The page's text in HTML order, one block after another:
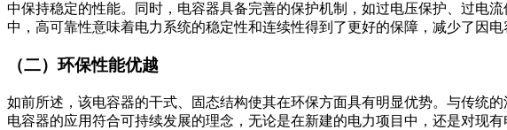
中保持稳定的性能。同时，电容器具备完善的保护机制，如过电压保护、过电
中，高可靠性意味着电力系统的稳定性和连续性得到了更好的保障，减少了因
（二）环保性能优越
如前所述，该电容器的干式、固态结构使其在环保方面具有明显优势。与传统
电容器的应用符合可持续发展的理念，无论是在新建的电力项目中，还是对现